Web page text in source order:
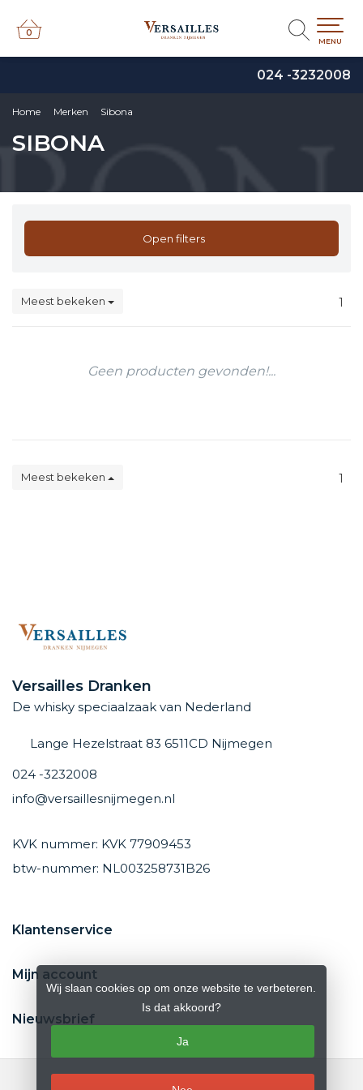
024 -3232008
0
0
MENU
Home Merken Sibona
SIBONA
Open filters
Meest bekeken 1
Geen producten gevonden!...
Meest bekeken 1
Versailles Dranken
De whisky speciaalzaak van Nederland
Lange Hezelstraat 83 6511CD Nijmegen
024 -3232008
info@versaillesnijmegen.nl
KVK nummer: KVK 77909453
btw-nummer: NL003258731B26
Klantenservice
Mijn account
Nieuwsbrief
Wij slaan cookies op om onze website te verbeteren.
Is dat akkoord?
Ja